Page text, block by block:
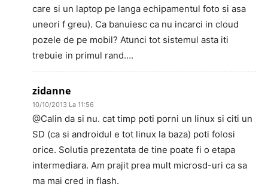
care si un laptop pe langa echipamentul foto si asa
uneori f greu). Ca banuiesc ca nu incarci in cloud
pozele de pe mobil? Atunci tot sistemul asta iti
trebuie in primul rand….
zidanne
10/10/2013 La 11:56
@Calin da si nu. cat timp poti porni un linux si citi un
SD (ca si androidul e tot linux la baza) poti folosi
orice. Solutia prezentata de tine poate fi o etapa
intermediara. Am prajit prea mult microsd-uri ca sa
ma mai cred in flash.